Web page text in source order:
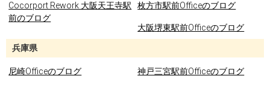
Cocorport Rework 大阪天王寺駅
前のブログ
枚方市駅前Officeのブログ
大阪堺東駅前Officeのブログ
兵庫県
尼崎Officeのブログ 神戸三宮駅前Officeのブログ